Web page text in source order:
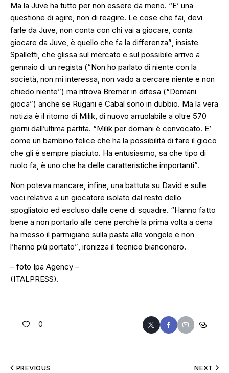
Ma la Juve ha tutto per non essere da meno. “E’ una
questione di agire, non di reagire. Le cose che fai, devi
farle da Juve, non conta con chi vai a giocare, conta
giocare da Juve, è quello che fa la differenza”, insiste
Spalletti, che glissa sul mercato e sul possibile arrivo a
gennaio di un regista (“Non ho parlato di niente con la
società, non mi interessa, non vado a cercare niente e non
chiedo niente”) ma ritrova Bremer in difesa (“Domani
gioca”) anche se Rugani e Cabal sono in dubbio. Ma la vera
notizia è il ritorno di Milik, di nuovo arruolabile a oltre 570
giorni dall’ultima partita. “Milik per domani è convocato. E’
come un bambino felice che ha la possibilità di fare il gioco
che gli è sempre piaciuto. Ha entusiasmo, sa che tipo di
ruolo fa, è uno che ha delle caratteristiche importanti”.
Non poteva mancare, infine, una battuta su David e sulle
voci relative a un giocatore isolato dal resto dello
spogliatoio ed escluso dalle cene di squadre. “Hanno fatto
bene a non portarlo alle cene perchè la prima volta a cena
ha messo il parmigiano sulla pasta alle vongole e non
l’hanno più portato”, ironizza il tecnico bianconero.
– foto Ipa Agency –
(ITALPRESS).
0
PREVIOUS NEXT